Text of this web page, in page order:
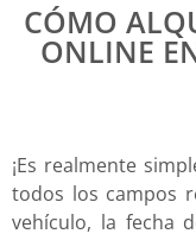
CÓMO
ONLINE
¡Es realmente
todos los campos
vehículo, la fecha